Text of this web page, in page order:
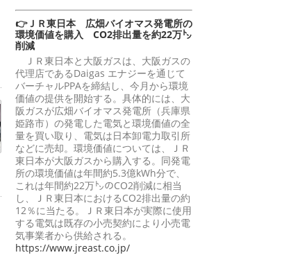
👉ＪＲ東日本 広畑バイオマス発電所の
環境価値を購入 CO2排出量を約22万㌧
削減
ＪＲ東日本と大阪ガスは、大阪ガスの
代理店であるDaigas エナジーを通じて
バーチャルPPAを締結し、今月から環境
価値の提供を開始する。具体的には、大
阪ガスが広畑バイオマス発電所（兵庫県
姫路市）の発電した電気と環境価値の全
量を買い取り、電気は日本卸電力取引所
などに売却。環境価値については、ＪＲ
東日本が大阪ガスから購入する。同発電
所の環境価値は年間約5.3億kWh分で、
これは年間約22万㌧のCO2削減に相当
し、ＪＲ東日本におけるCO2排出量の約
12％に当たる。ＪＲ東日本が実際に使用
する電気は既存の小売契約により小売電
気事業者から供給される。
https://www.jreast.co.jp/